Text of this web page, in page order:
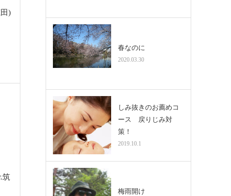
)
筑
春なのに
2020.03.30
しみ抜きのお薦めコ
ース 戻りじみ対
策！
2019.10.1
梅雨開け